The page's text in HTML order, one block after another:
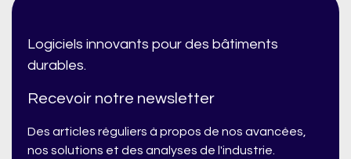
Logiciels innovants pour des bâtiments
durables.
Recevoir notre newsletter
Des articles réguliers à propos de nos avancées,
nos solutions et des analyses de l'industrie.